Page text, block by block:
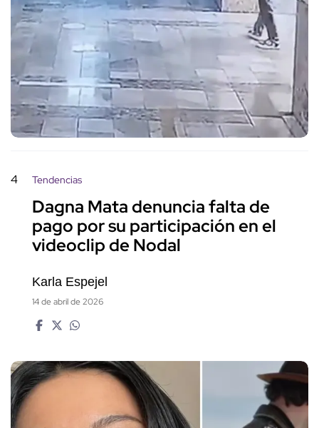
4 Tendencias
Dagna Mata denuncia falta de
pago por su participación en el
videoclip de Nodal
Karla Espejel
14 de abril de 2026